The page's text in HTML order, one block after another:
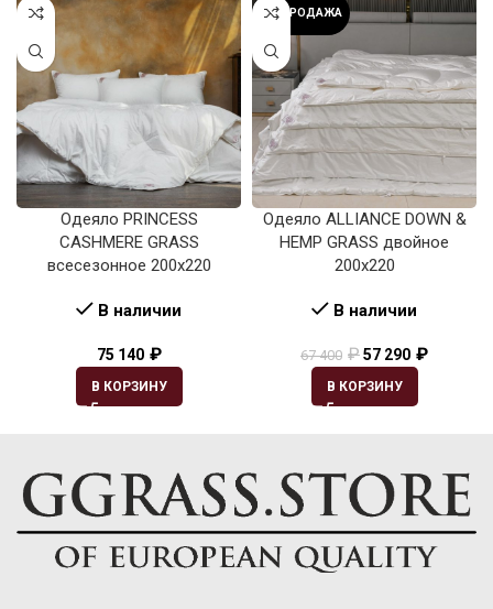
Одеяло PRINCESS
CASHMERE GRASS
всесезонное 200х220
В наличии
75 140 ₽
В КОРЗИНУ
РАСПРОДАЖА
Одеяло ALLIANCE DOWN &
HEMP GRASS двойное
200х220
В наличии
67 400 ₽57 290 ₽
В КОРЗИНУ